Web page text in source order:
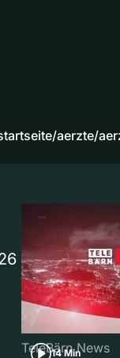
aerzte/
14 Min
TeleBärn News